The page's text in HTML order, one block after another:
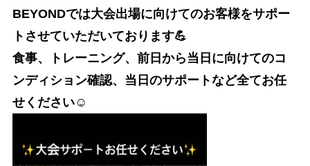
BEYONDでは大会出場に向けてのお客様をサポー
トさせていただいております💪
食事、トレーニング、前日から当日に向けてのコ
ンディション確認、当日のサポートなど全てお任
せください☺️